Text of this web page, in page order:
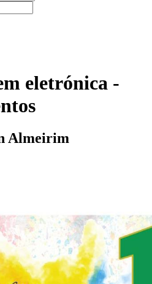
eletrónica -
Almeirim